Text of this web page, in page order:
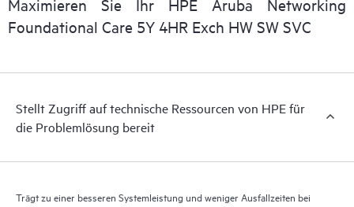
Darüber hinaus bietet HPE Foundation Care Exchange
elektronischen Zugriff auf zugehörige Produkt- und
kommerziell verfügbare, wichtige Informationen lokalisieren
Maximieren Sie Ihr HPE Aruba Networking
Foundational Care 5Y 4HR Exch HW SW SVC
Stellt Zugriff auf technische Ressourcen von HPE für
die Problemlösung bereit
Trägt zu einer besseren Systemleistung und weniger Ausfallzeiten bei